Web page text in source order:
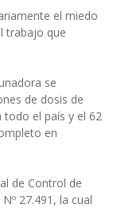
el miedo
trabajo que
se
de dosis de
todo el país y el 62
en
de Control de
27.491, la cual